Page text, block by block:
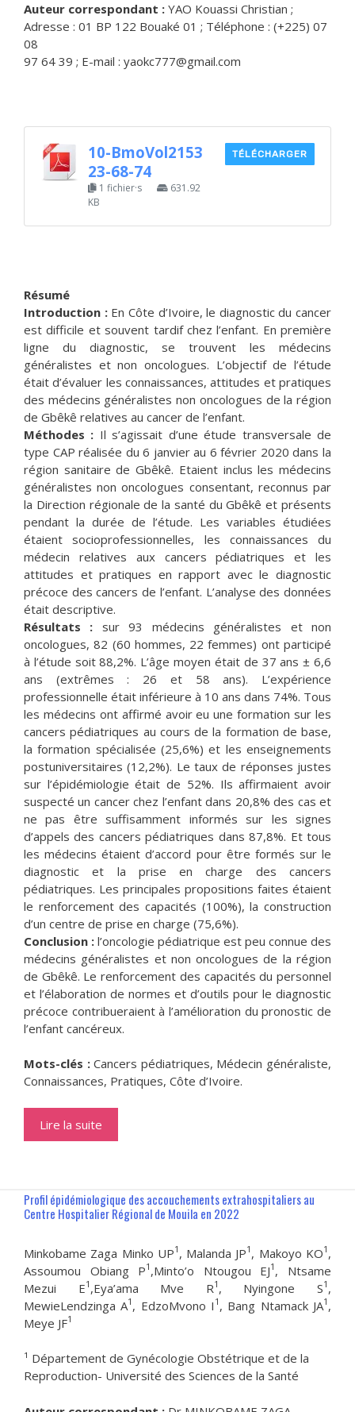
Auteur correspondant : YAO Kouassi Christian ;
Adresse : 01 BP 122 Bouaké 01 ; Téléphone : (+225) 07
08
97 64 39 ; E-mail : yaokc777@gmail.com
10-BmoVol2153
23-68-74
1 fichier·s
631.92
KB
TÉLÉCHARGER
Résumé
Introduction :En Côte d’Ivoire, le diagnostic du cancer
est difficile et souvent tardif chez l’enfant. En première
ligne du diagnostic, se trouvent les médecins
généralistes et non oncologues. L’objectif de l’étude
était d’évaluer les connaissances, attitudes et pratiques
des médecins généralistes non oncologues de la région
de Gbêkê relatives au cancer de l’enfant.
Méthodes : Il s’agissait d’une étude transversale de
type CAP réalisée du 6 janvier au 6 février 2020 dans la
région sanitaire de Gbêkê. Etaient inclus les médecins
généralistes non oncologues consentant, reconnus par
la Direction régionale de la santé du Gbêkê et présents
pendant la durée de l’étude. Les variables étudiées
étaient socioprofessionnelles, les connaissances du
médecin relatives aux cancers pédiatriques et les
attitudes et pratiques en rapport avec le diagnostic
précoce des cancers de l’enfant. L’analyse des données
était descriptive.
Résultats : sur 93 médecins généralistes et non
oncologues, 82 (60 hommes, 22 femmes) ont participé
à l’étude soit 88,2%. L’âge moyen était de 37 ans ± 6,6
ans (extrêmes : 26 et 58 ans). L’expérience
professionnelle était inférieure à 10 ans dans 74%. Tous
les médecins ont affirmé avoir eu une formation sur les
cancers pédiatriques au cours de la formation de base,
la formation spécialisée (25,6%) et les enseignements
postuniversitaires (12,2%). Le taux de réponses justes
sur l’épidémiologie était de 52%. Ils affirmaient avoir
suspecté un cancer chez l’enfant dans 20,8% des cas et
ne pas être suffisamment informés sur les signes
d’appels des cancers pédiatriques dans 87,8%. Et tous
les médecins étaient d’accord pour être formés sur le
diagnostic et la prise en charge des cancers
pédiatriques. Les principales propositions faites étaient
le renforcement des capacités (100%), la construction
d’un centre de prise en charge (75,6%).
Conclusion : l’oncologie pédiatrique est peu connue des
médecins généralistes et non oncologues de la région
de Gbêkê. Le renforcement des capacités du personnel
et l’élaboration de normes et d’outils pour le diagnostic
précoce contribueraient à l’amélioration du pronostic de
l’enfant cancéreux.
Mots-clés :Cancers pédiatriques, Médecin généraliste,
Connaissances, Pratiques, Côte d’Ivoire.
Lire la suite
Profil épidémiologique des accouchements extrahospitaliers au
Centre Hospitalier Régional de Mouila en 2022
Minkobame Zaga Minko UP1 , Malanda JP1 , Makoyo KO1 ,
Assoumou Obiang P1 ,Minto’o Ntougou EJ1 , Ntsame
Mezui E1 ,Eya’ama Mve R1 , Nyingone S1 ,
MewieLendzinga A1 , EdzoMvono I 1 , Bang Ntamack JA1 ,
Meye JF1
¹ Département de Gynécologie Obstétrique et de la
Reproduction- Université des Sciences de la Santé